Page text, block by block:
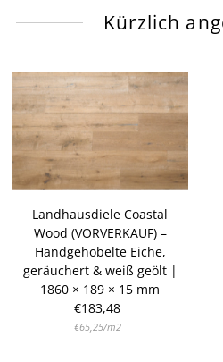
Kürzlich
Landhausdiele Coastal
Wood (VORVERKAUF) –
Handgehobelte Eiche,
geräuchert & weiß geölt |
1860 × 189 × 15 mm
Regulärer
Preis
€183,48
Stückpreis
€65,25/
pro m2